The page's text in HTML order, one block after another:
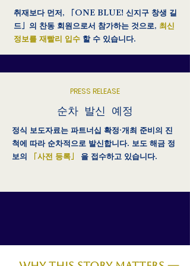
취재보다 먼저, 「ONE BLUE! 신지구 창생 길
드」의 찬동 회원으로서 참가하는 것으로, 최신
정보를 재빨리 입수 할 수 있습니다.
PRESS RELEASE
순차 발신 예정
정식 보도자료는 파트너십 확정·개최 준비의 진
척에 따라 순차적으로 발신합니다. 보도 해금 정
보의
「사전 등록」 을 접수하고 있습니다.